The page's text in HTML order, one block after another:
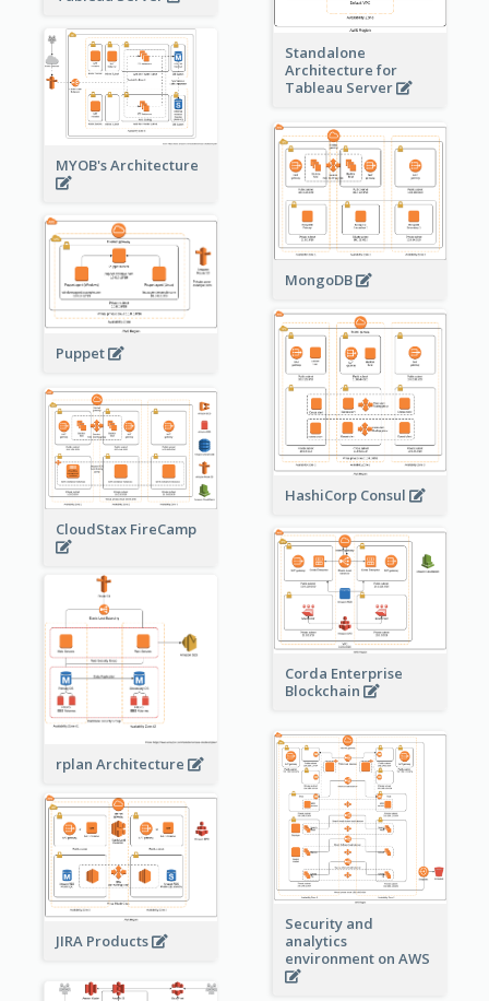
Standalone
Architecture for
Tableau Server
MYOB's Architecture
MongoDB
Puppet
HashiCorp Consul
CloudStax FireCamp
Corda Enterprise
Blockchain
rplan Architecture
Security and
analytics
environment on AWS
JIRA Products